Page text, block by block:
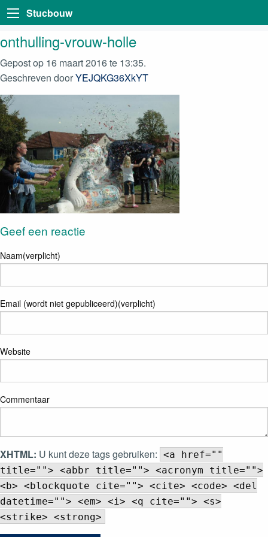
Stucbouw
onthulling-vrouw-holle
Gepost op 16 maart 2016 te 13:35.
Geschreven doorYEJQKG36XkYT
Geef een reactie
Naam(verplicht)
Email (wordt niet gepubliceerd)(verplicht)
Website
Commentaar
XHTML: U kunt deze tags gebruiken: <a href=""
title=""> <abbr title=""> <acronym title="">
<b> <blockquote cite=""> <cite> <code> <del
datetime=""> <em> <i> <q cite=""> <s>
<strike> <strong>